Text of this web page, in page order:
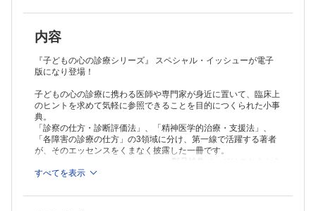
内容
『子どもの心の診療シリーズ』 スペシャル・イッシューが電子
版になり登場！
子どもの心の診療に携わる医師や専門家が身近に置いて、臨床上
のヒントを求めて気軽に参照できることを目的につくられた小事
典。
「診察の仕方・診断評価法」、「精神医学的治療・支援法」、
「各障害の診療の仕方」の3領域に分け、第一線で活躍する著者
が、そのエッセンスをくまなく披露した一冊です。
製品特集ページはこちらから
すべてを表示